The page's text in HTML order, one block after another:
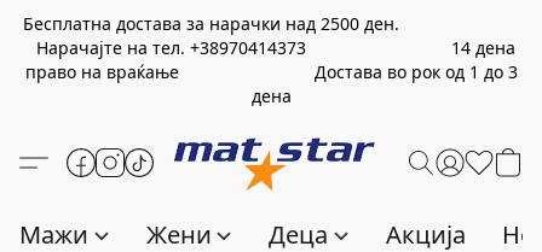
Бесплатна достава за нарачки над 2500 ден.
Нарачајте на тел. +38970414373 14 дена
право на враќање Достава во рок од 1 до 3
дена
Мажи Жени Деца Акција